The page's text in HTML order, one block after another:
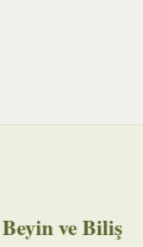
ve Biliş